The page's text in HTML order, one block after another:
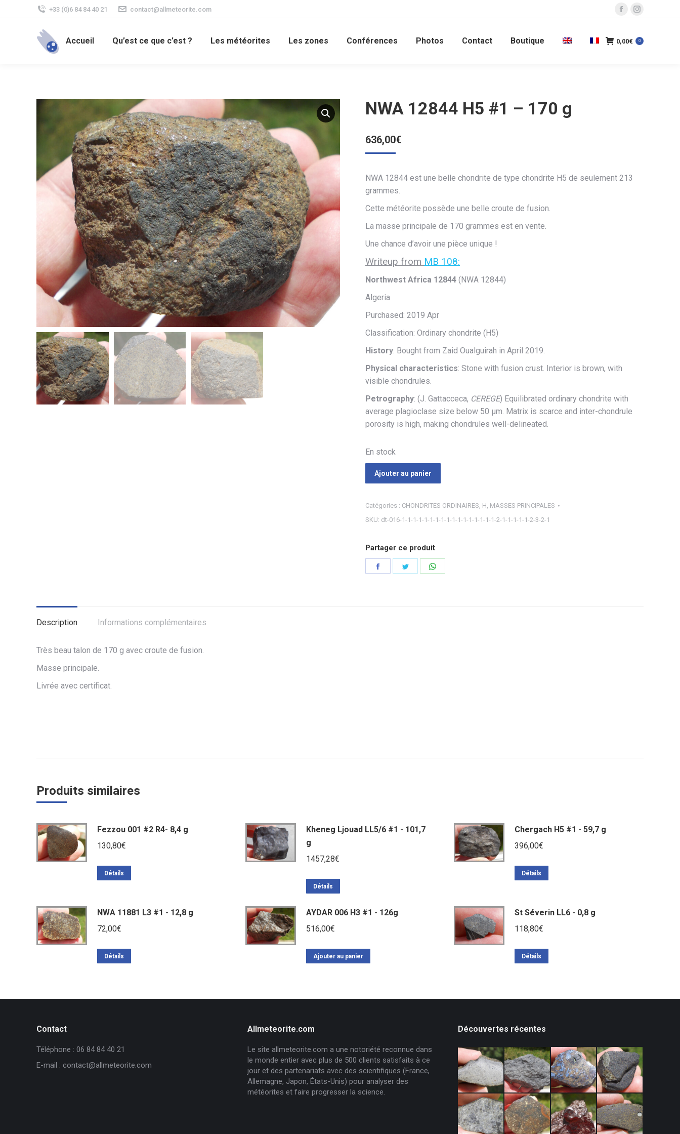
+33 (0)6 84 84 40 21 contact@allmeteorite.com
La
Facebook
La
Instagram
Accueil Qu’est ce que c’est ? Les météorites Les zones Conférences Photos Contact Boutique 0,00€ 0
NWA 12844 H5 #1 – 170 g
636,00€
NWA 12844 est une belle chondrite de type chondrite H5 de seulement 213
grammes.
Cette météorite possède une belle croute de fusion.
La masse principale de 170 grammes est en vente.
Une chance d’avoir une pièce unique !
Writeup from MB 108:
Northwest Africa 12844 (NWA 12844)
Algeria
Purchased: 2019 Apr
Classification: Ordinary chondrite (H5)
History: Bought from Zaid Oualguirah in April 2019.
Physical characteristics: Stone with fusion crust. Interior is brown, with
visible chondrules.
Petrography: (J. Gattacceca, CEREGE) Equilibrated ordinary chondrite with
average plagioclase size below 50 µm. Matrix is scarce and inter-chondrule
porosity is high, making chondrules well-delineated.
En stock
Ajouter au panier
Catégories : CHONDRITES ORDINAIRES, H, MASSES PRINCIPALES
SKU: dt-016-1-1-1-1-1-1-1-1-1-1-1-1-1-1-1-1-1-2-1-1-1-1-1-2-3-2-1
Partager ce produit
Partager Partager
Description Informations complémentaires
Très beau talon de 170 g avec croute de fusion.
Masse principale.
Livrée avec certificat.
Produits similaires
Fezzou 001 #2 R4- 8,4 g
130,80€
Détails
Kheneg Ljouad LL5/6 #1 - 101,7
g
1457,28€
Détails
Chergach H5 #1 - 59,7 g
396,00€
Détails
NWA 11881 L3 #1 - 12,8 g
72,00€
Détails
AYDAR 006 H3 #1 - 126g
516,00€
Ajouter au panier
St Séverin LL6 - 0,8 g
118,80€
Détails
Contact
Téléphone : 06 84 84 40 21
E-mail : contact@allmeteorite.com
Allmeteorite.com
Le site allmeteorite.com a une notoriété reconnue dans
le monde entier avec plus de 500 clients satisfaits à ce
jour et des partenariats avec des scientifiques (France,
Allemagne, Japon, États-Unis) pour analyser des
météorites et faire progresser la science.
Découvertes récentes